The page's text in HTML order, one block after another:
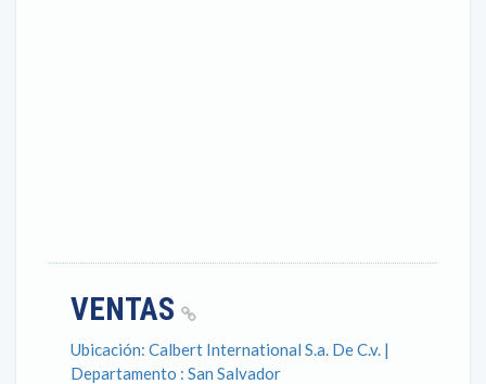
VENTAS
Ubicación: Calbert International S.a. De C.v. |
Departamento : San Salvador